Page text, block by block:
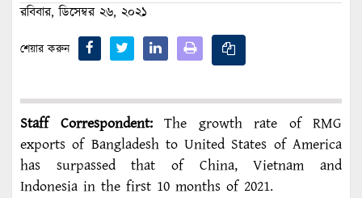
রবিবার, ডিসেম্বর ২৬, ২০২১
শেয়ার করুন
Staff Correspondent:The growth rate of RMG
exports of Bangladesh to United States of America
has surpassed that of China, Vietnam and
Indonesia in the first 10 months of 2021.